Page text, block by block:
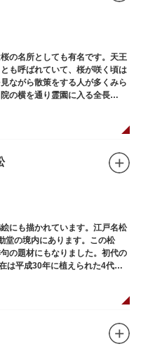
の名所としても有名です。天王
も呼ばれていて、桜が咲く頃は
ながら散策をする人が多くみら
の横を通り霊園に入る全長
も見事です。
にも描かれています。江戸名松
堂の境内にあります。この松
の題材にもなりました。初代の
は平成30年に植えられた4代目